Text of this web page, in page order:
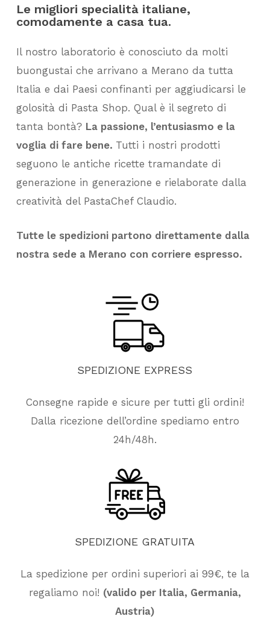
Nessun prodotto nel carrello.
Vai Al Negozio
Le migliori specialità italiane,
comodamente a casa tua.
Il nostro laboratorio è conosciuto da molti
buongustai che arrivano a Merano da tutta
Italia e dai Paesi confinanti per aggiudicarsi le
golosità di Pasta Shop. Qual è il segreto di
tanta bontà? La passione, l’entusiasmo e la
voglia di fare bene. Tutti i nostri prodotti
seguono le antiche ricette tramandate di
generazione in generazione e rielaborate dalla
creatività del PastaChef Claudio.
Tutte le spedizioni partono direttamente dalla
nostra sede a Merano con corriere espresso.
SPEDIZIONE EXPRESS
Consegne rapide e sicure per tutti gli ordini!
Dalla ricezione dell’ordine spediamo entro
24h/48h.
SPEDIZIONE GRATUITA
La spedizione per ordini superiori ai 99€, te la
regaliamo noi! (valido per Italia, Germania,
Austria)